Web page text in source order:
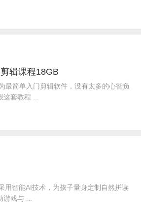
辑课程18GB
最简单入门剪辑软件，没有太多的心智负
套教程 ...
用智能AI技术，为孩子量身定制自然拼读
戏与 ...